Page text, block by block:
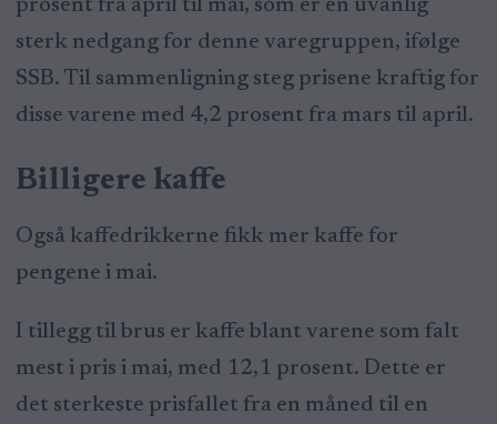
prosent fra april til mai, som er en uvanlig
sterk nedgang for denne varegruppen, ifølge
SSB. Til sammenligning steg prisene kraftig for
disse varene med 4,2 prosent fra mars til april.
Billigere kaffe
Også kaffedrikkerne fikk mer kaffe for
pengene i mai.
I tillegg til brus er kaffe blant varene som falt
mest i pris i mai, med 12,1 prosent. Dette er
det sterkeste prisfallet fra en måned til en